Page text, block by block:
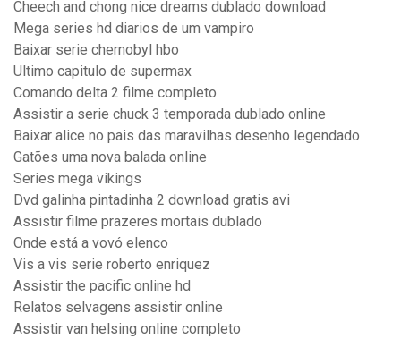
Cheech and chong nice dreams dublado download
Mega series hd diarios de um vampiro
Baixar serie chernobyl hbo
Ultimo capitulo de supermax
Comando delta 2 filme completo
Assistir a serie chuck 3 temporada dublado online
Baixar alice no pais das maravilhas desenho legendado
Gatões uma nova balada online
Series mega vikings
Dvd galinha pintadinha 2 download gratis avi
Assistir filme prazeres mortais dublado
Onde está a vovó elenco
Vis a vis serie roberto enriquez
Assistir the pacific online hd
Relatos selvagens assistir online
Assistir van helsing online completo